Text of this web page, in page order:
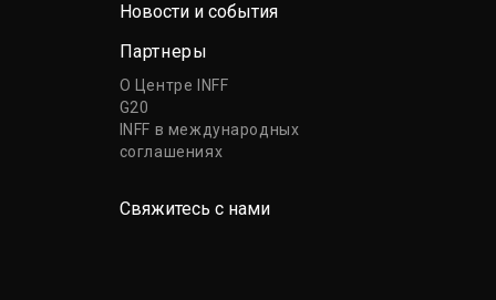
Новости и события
Партнеры
О Центре INFF
G20
INFF в международных
соглашениях
Свяжитесь с нами